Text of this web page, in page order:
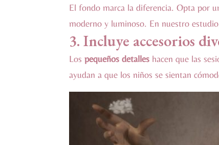
El fondo marca la diferencia. Opta por
moderno y luminoso. En nuestro
3. Incluye accesorios
Los pequeños detalles hacen que las
ayudan a que los niños se sientan